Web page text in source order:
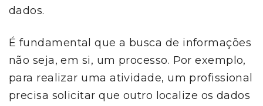
dados.
É fundamental que a busca de informações
não seja, em si, um processo. Por exemplo,
para realizar uma atividade, um profissional
precisa solicitar que outro localize os dados